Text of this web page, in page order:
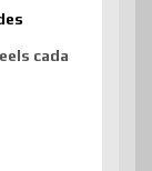
cada